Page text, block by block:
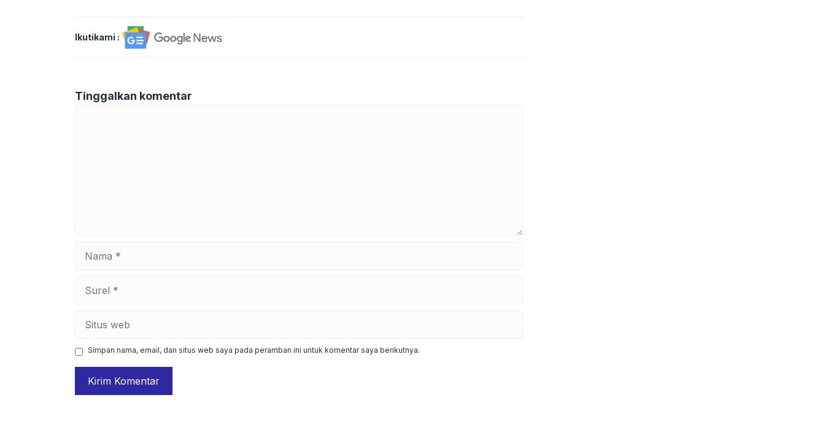
Ikutikami :
Tinggalkan komentar
web
Simpan nama, email, dan situs web saya pada peramban ini untuk komentar saya berikutnya.